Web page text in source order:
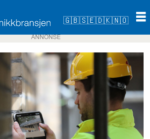
🇬🇧🇸🇪🇩🇰🇳🇴
ANNONSE